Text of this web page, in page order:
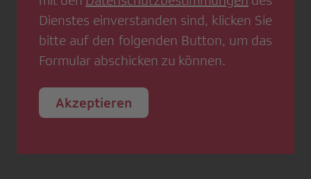
Dienstes einverstanden sind, klicken Sie
bitte auf den folgenden Button, um das
Formular abschicken zu können.
Akzeptieren